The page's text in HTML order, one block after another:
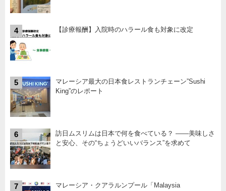
4 【診療報酬】入院時のハラール食も対象に改定
5
マレーシア最大の日本食レストランチェーン”Sushi
King”のレポート
6
訪日ムスリムは日本で何を食べている？ ――美味しさ
と安心、その“ちょうどいいバランス”を求めて
7
マレーシア・クアラルンプール「Malaysia